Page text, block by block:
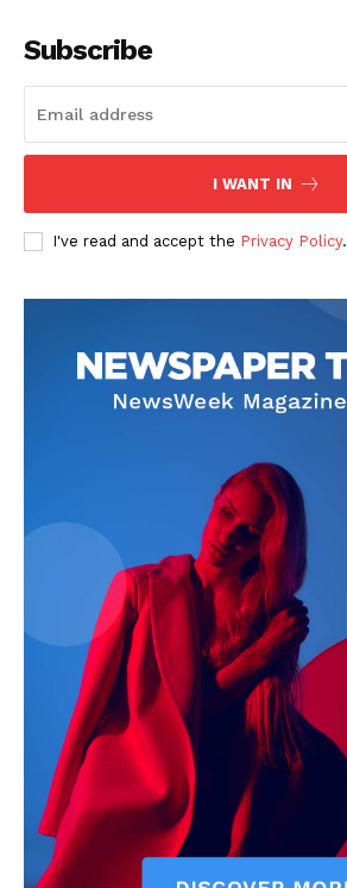
Subscribe
I WANT IN
I've read and accept the Privacy Policy.